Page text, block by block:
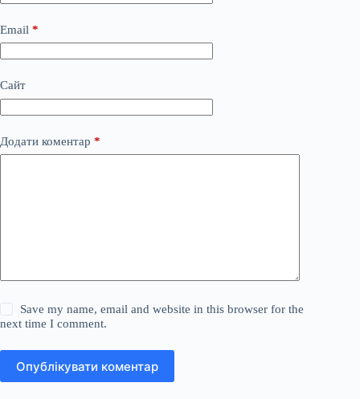
Email *
Сайт
Додати коментар *
Save my name, email and website in this browser for the
next time I comment.
Опублікувати коментар